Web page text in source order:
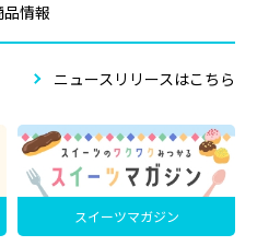
情報
ニュースリリースはこちら
スイーツマガジン